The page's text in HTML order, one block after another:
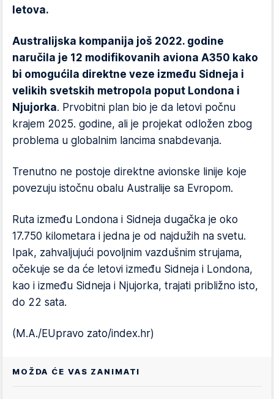
letova.
Australijska kompanija još 2022. godine
naručila je 12 modifikovanih aviona A350 kako
bi omogućila direktne veze između Sidneja i
velikih svetskih metropola poput Londona i
Njujorka. Prvobitni plan bio je da letovi počnu
krajem 2025. godine, ali je projekat odložen zbog
problema u globalnim lancima snabdevanja.
Trenutno ne postoje direktne avionske linije koje
povezuju istočnu obalu Australije sa Evropom.
Ruta između Londona i Sidneja dugačka je oko
17.750 kilometara i jedna je od najdužih na svetu.
Ipak, zahvaljujući povoljnim vazdušnim strujama,
očekuje se da će letovi između Sidneja i Londona,
kao i između Sidneja i Njujorka, trajati približno isto,
do 22 sata.
(M.A./EUpravo zato/index.hr)
MOŽDA ĆE VAS ZANIMATI